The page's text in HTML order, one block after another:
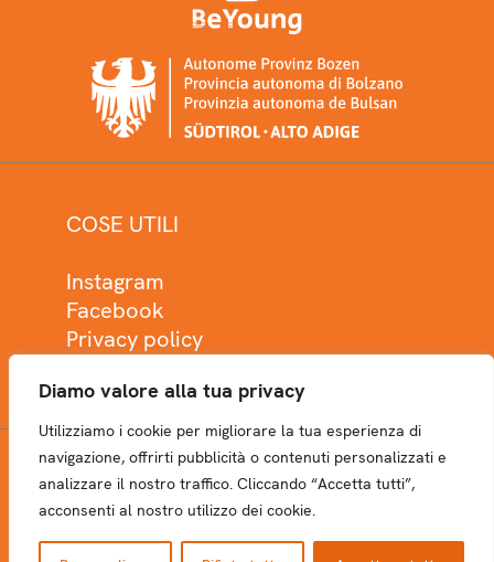
Diamo valore alla tua privacy
Utilizziamo i cookie per migliorare la tua esperienza di
navigazione, offrirti pubblicità o contenuti personalizzati e
analizzare il nostro traffico. Cliccando “Accetta tutti”,
acconsenti al nostro utilizzo dei cookie.
COSE UTILI
Instagram
Facebook
Privacy policy
NEWSLETTER